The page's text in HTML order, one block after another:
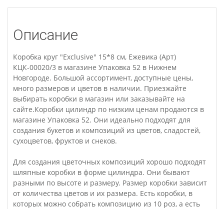
Описание
Коробка круг "Exclusive" 15*8 см, Ежевика (Арт)
КЦК-00020/3 в магазине Упаковка 52 в Нижнем
Новгороде. Большой ассортимент, доступные цены,
много размеров и цветов в наличии. Приезжайте
выбирать коробки в магазин или заказывайте на
сайте.Коробки цилиндр по низким ценам продаются в
магазине Упаковка 52. Они идеально подходят для
создания букетов и композиций из цветов, сладостей,
сухоцветов, фруктов и снеков.
Для создания цветочных композиций хорошо подходят
шляпные коробки в форме цилиндра. Они бывают
разными по высоте и размеру. Размер коробки зависит
от количества цветов и их размера. Есть коробки, в
которых можно собрать композицию из 10 роз, а есть